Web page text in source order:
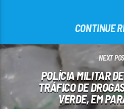
CONTINUE
NEXT
POLÍCIA MILITAR
TRÁFICO DE
VERDE, EM